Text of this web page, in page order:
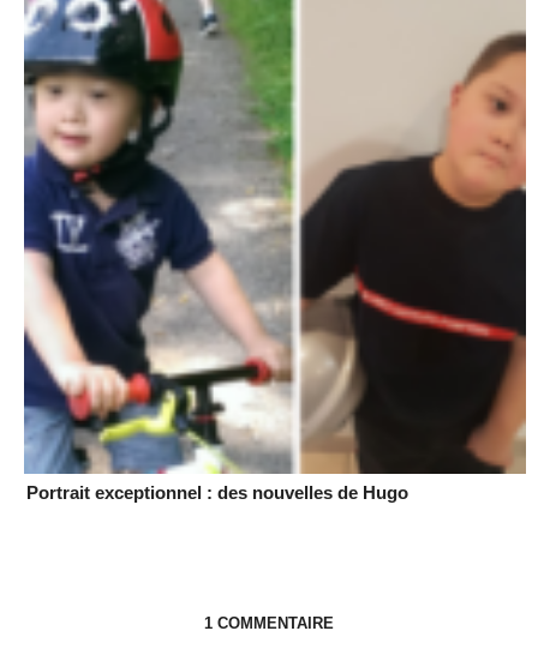
Portrait exceptionnel : des nouvelles de Hugo
1 COMMENTAIRE